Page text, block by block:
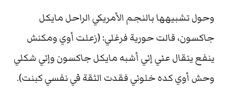
وحول تشبيهها بالنجم الأمريكي الراحل مايكل
جاكسون، قالت حورية فرغلي: (زعلت أوي ومكنش
ينفع يتقال عني إني أشبه مايكل جاكسون وإني شكلي
وحش أوي كده خلوني فقدت الثقة في نفسي كبنت).